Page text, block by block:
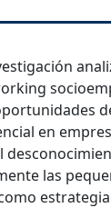
en
las